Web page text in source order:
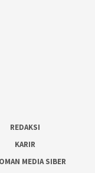
REDAKSI
KARIR
MEDIA SIBER